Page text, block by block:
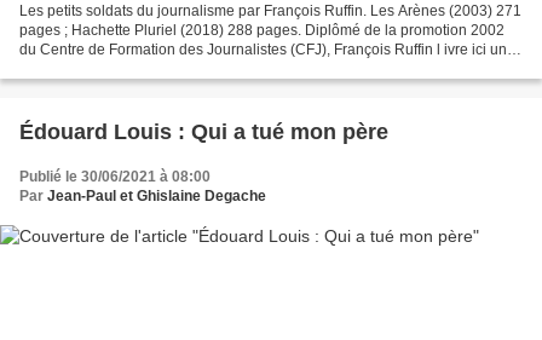
Les petits soldats du journalisme par François Ruffin. Les Arènes (2003) 271
pages ; Hachette Pluriel (2018) 288 pages. Diplômé de la promotion 2002
du Centre de Formation des Journalistes (CFJ), François Ruffin l ivre ici un
Édouard Louis : Qui a tué mon père
Publié le 30/06/2021 à 08:00
Par Jean-Paul et Ghislaine Degache